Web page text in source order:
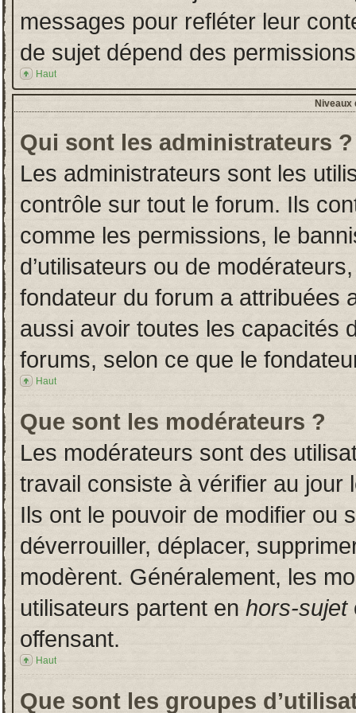
messages pour refléter leur
de sujet dépend des
Haut
Niveaux
Qui sont les administrateurs ?
Les administrateurs sont les
contrôle sur tout le forum. Ils
comme les permissions, le
d’utilisateurs ou de
fondateur du forum a attribuées
aussi avoir toutes les capacités
forums, selon ce que le
Haut
Que sont les modérateurs ?
Les modérateurs sont des
travail consiste à vérifier au jour
Ils ont le pouvoir de modifier ou
déverrouiller, déplacer,
modèrent. Généralement, les
utilisateurs partent en hors-sujet
offensant.
Haut
Que sont les groupes